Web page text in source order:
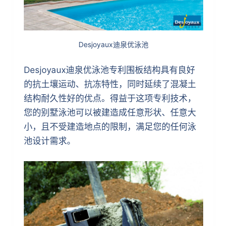
Desjoyaux迪泉优泳池
Desjoyaux迪泉优泳池专利围板结构具有良好
的抗土壤运动、抗冻特性，同时延续了混凝土
结构耐久性好的优点。得益于这项专利技术，
您的别墅泳池可以被建造成任意形状、任意大
小，且不受建造地点的限制，满足您的任何泳
池设计需求。